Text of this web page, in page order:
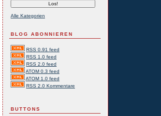
Alle Kategorien
BLOG ABONNIEREN
RSS 0.91 feed
RSS 1.0 feed
RSS 2.0 feed
ATOM 0.3 feed
ATOM 1.0 feed
RSS 2.0 Kommentare
BUTTONS